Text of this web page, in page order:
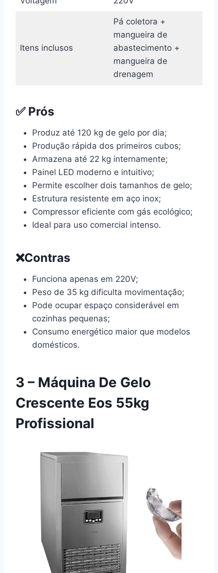
Itens inclusos
Pá coletora +
mangueira de
abastecimento +
mangueira de
drenagem
✅ Prós
Produz até 120 kg de gelo por dia;
Produção rápida dos primeiros cubos;
Armazena até 22 kg internamente;
Painel LED moderno e intuitivo;
Permite escolher dois tamanhos de gelo;
Estrutura resistente em aço inox;
Compressor eficiente com gás ecológico;
Ideal para uso comercial intenso.
❌Contras
Funciona apenas em 220V;
Peso de 35 kg dificulta movimentação;
Pode ocupar espaço considerável em
cozinhas pequenas;
Consumo energético maior que modelos
domésticos.
3 – Máquina De Gelo
Crescente Eos 55kg
Profissional